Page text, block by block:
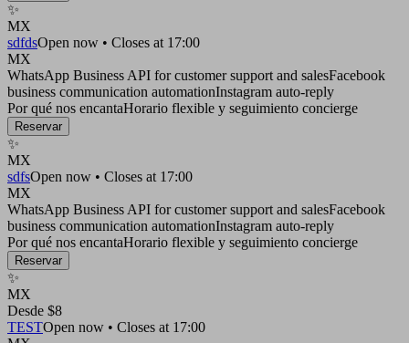
✨
MX
sdfdsOpen now • Closes at 17:00
MX
WhatsApp Business API for customer support and salesFacebook
business communication automationInstagram auto-reply
Por qué nos encantaHorario flexible y seguimiento concierge
Reservar
✨
MX
sdfsOpen now • Closes at 17:00
MX
WhatsApp Business API for customer support and salesFacebook
business communication automationInstagram auto-reply
Por qué nos encantaHorario flexible y seguimiento concierge
Reservar
✨
MX
Desde $8
TESTOpen now • Closes at 17:00